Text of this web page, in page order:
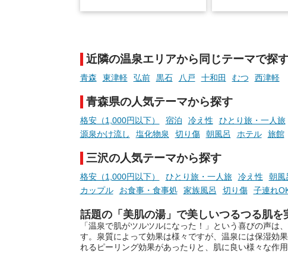
手相やタロットなど気軽に楽し
める占いで、“ととのう”おふろ
時間を、もっと特別に。
近隣の温泉エリアから同じテーマで探
青森 東津軽 弘前 黒石 八戸 十和田 むつ 西津軽
青森県の人気テーマから探す
格安（1,000円以下） 宿泊 冷え性 ひとり旅・一人旅
源泉かけ流し
塩化物泉 切り傷 朝風呂 ホテル 旅館
三沢の人気テーマから探す
格安（1,000円以下） ひとり旅・一人旅 冷え性 朝風
カップル
お食事・食事処 家族風呂 切り傷 子連れ
話題の「美肌の湯」で美しいつるつる肌を
「温泉で肌がツルツルになった！」という喜びの声は
す。泉質によって効果は様々ですが、温泉には保湿効
れるピーリング効果があったりと、肌に良い様々な作用